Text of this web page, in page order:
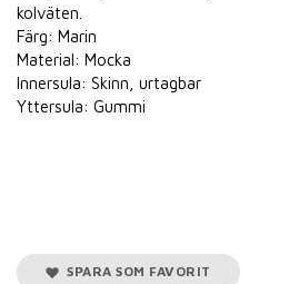
kolväten.
Färg: Marin
Material: Mocka
Innersula: Skinn, urtagbar
Yttersula: Gummi
SPARA SOM FAVORIT